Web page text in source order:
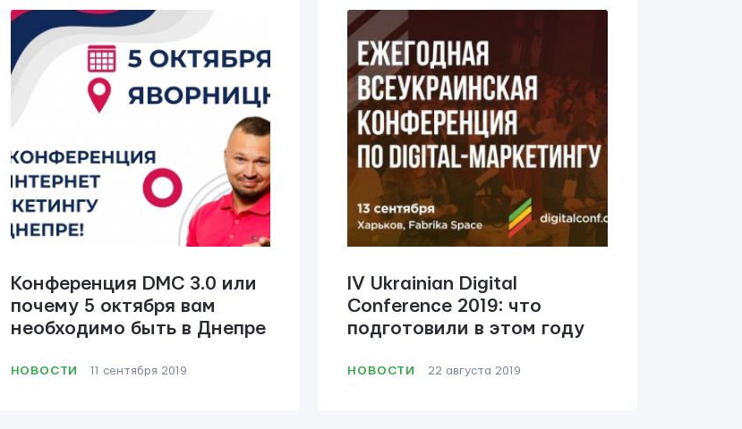
Конференция DMC 3.0 или
почему 5 октября вам
необходимо быть в Днепре
НОВОСТИ 11 сентября 2019
IV Ukrainian Digital
Conference 2019: что
подготовили в этом году
НОВОСТИ 22 августа 2019